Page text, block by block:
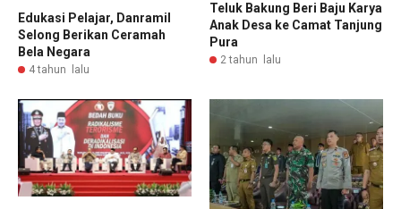
Edukasi Pelajar, Danramil
Selong Berikan Ceramah
Bela Negara
4 tahun lalu
Teluk Bakung Beri Baju Karya
Anak Desa ke Camat Tanjung
Pura
2 tahun lalu